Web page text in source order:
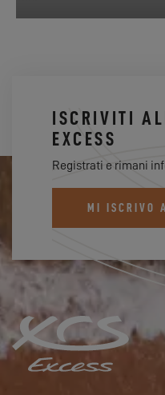
ISCRIVITI
EXCESS
Registrati e rimani
MI ISCRIVO